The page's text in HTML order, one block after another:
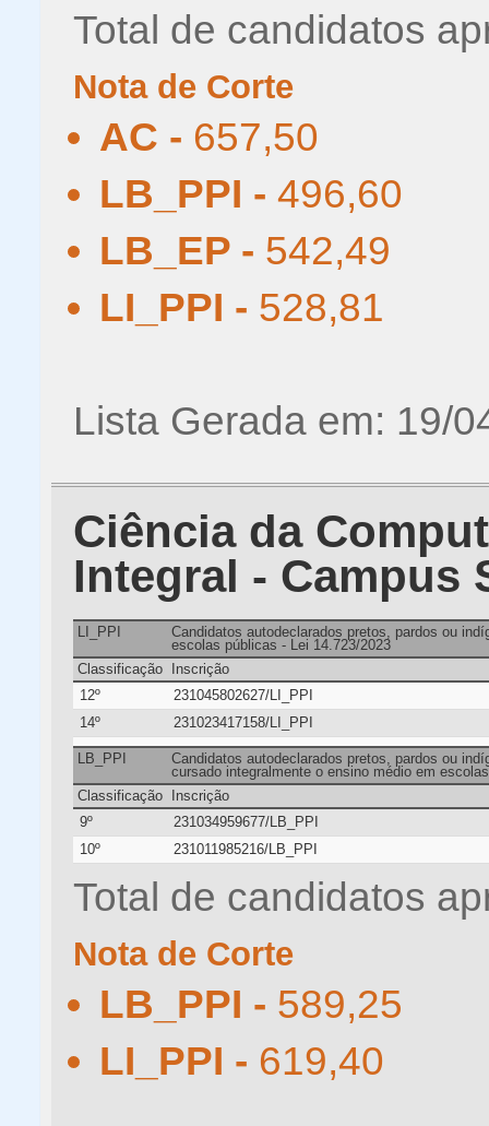
Total de candidatos
Nota de Corte
AC - 657,50
LB_PPI - 496,60
LB_EP - 542,49
LI_PPI - 528,81
Lista Gerada em: 19/
Ciência da
Integral - Campus
LI_PPI
Candidatos autodeclarados pretos, pardos ou
escolas públicas - Lei 14.723/2023
Classificação
Inscrição
12º
231045802627/LI_PPI
14º
231023417158/LI_PPI
LB_PPI
Candidatos autodeclarados pretos, pardos ou
cursado integralmente o ensino médio em
Classificação
Inscrição
9º
231034959677/LB_PPI
10º
231011985216/LB_PPI
Total de candidatos
Nota de Corte
LB_PPI - 589,25
LI_PPI - 619,40